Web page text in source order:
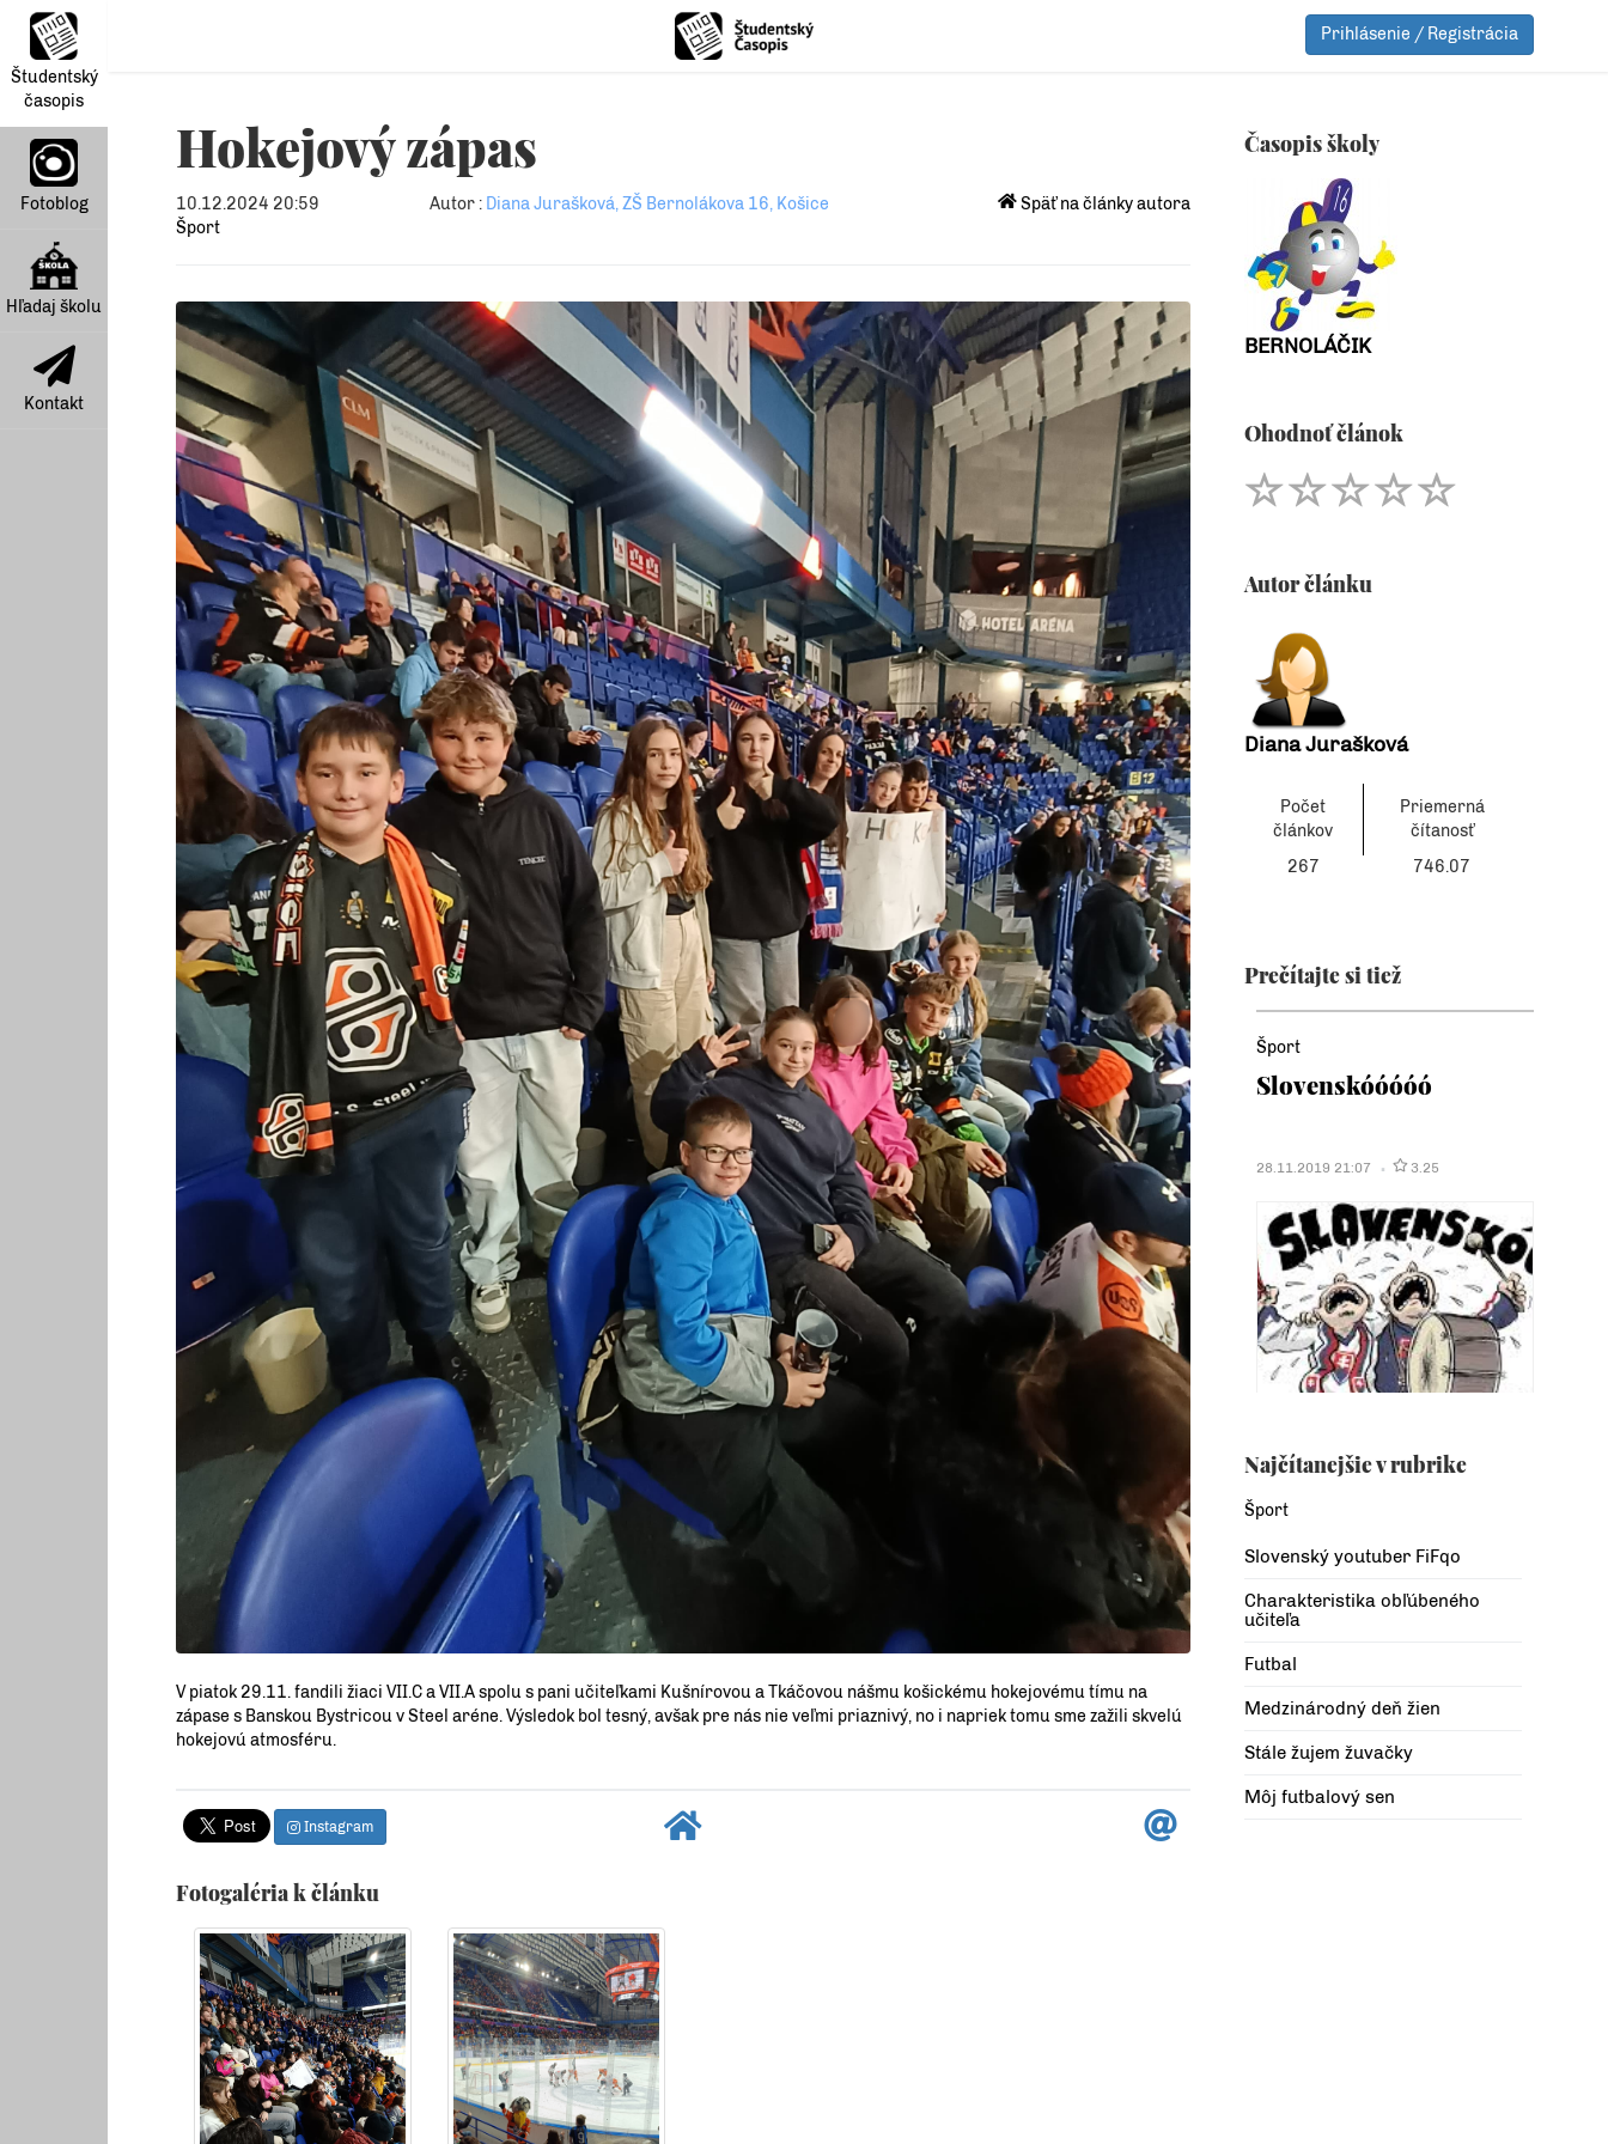
Študentský
časopis
Fotoblog
Hľadaj školu
Kontakt
Prihlásenie / Registrácia
Hokejový zápas
10.12.2024 20:59
Šport
Autor : Diana Jurašková, ZŠ Bernolákova 16, Košice Späť na články autora
V piatok 29.11. fandili žiaci VII.C a VII.A spolu s pani učiteľkami Kušnírovou a Tkáčovou nášmu košickému hokejovému tímu na
zápase s Banskou Bystricou v Steel aréne. Výsledok bol tesný, avšak pre nás nie veľmi priaznivý, no i napriek tomu sme zažili skvelú
hokejovú atmosféru.
Instagram
Fotogaléria k článku
Časopis školy
BERNOLÁČIK
Ohodnoť článok
Autor článku
Diana Jurašková
Počet
článkov
Priemerná
čítanosť
267
746.07
Prečítajte si tiež
Šport
Slovenskóóóóó
28.11.2019 21:07 3.25
Najčítanejšie v rubrike
Šport
Slovenský youtuber FiFqo
Charakteristika obľúbeného
učiteľa
Futbal
Medzinárodný deň žien
Stále žujem žuvačky
Môj futbalový sen